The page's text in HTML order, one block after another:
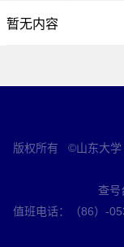
暂无内容
版权所有 ©山东大
查
值班电话：（86）-